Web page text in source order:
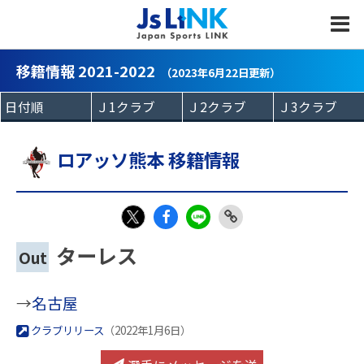
移籍情報 2021-2022 （2023年6月22日更新）
ロアッソ熊本 移籍情報
Out ターレス
→名古屋
クラブリリース （2022年1月6日）